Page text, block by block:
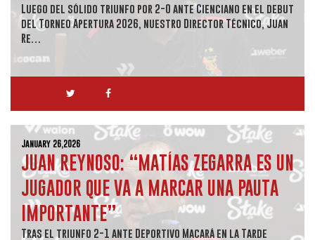
Luego del sólido triunfo por 2-0 ante Cienciano en el debut
del Torneo Apertura 2026, nuestro Director Técnico, Juan
Re…
January 26,2026
JUAN REYNOSO: “MATÍAS ZEGARRA ES UN
JUGADOR QUE VA A MARCAR UNA PAUTA
IMPORTANTE”
Tras el triunfo 2-1 ante Deportivo Macará en la Tarde